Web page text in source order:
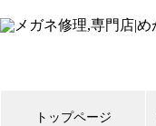
トップページ